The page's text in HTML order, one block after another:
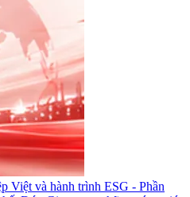
Việt và hành trình ESG - Phần